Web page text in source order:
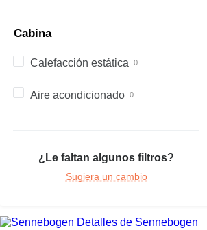
Cabina
Calefacción estática
Aire acondicionado
¿Le faltan algunos filtros?
Sugiera un cambio
Detalles de Sennebogen